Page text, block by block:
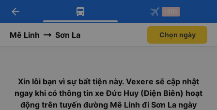
Tải app Vexere ngay!
Nhận ưu đãi thành viên độc
Mở app
Tải app Vexere
-30k/ghế khi đặt vé máy bay qua
Mở app
arrow_back -30k
Mê Linh Sơn La Chọn ngày
Xin lỗi bạn vì sự bất tiện này. Vexere sẽ cập nhật
ngay khi có thông tin xe Đức Huy (Điện Biên) hoạt
động trên tuyến đường Mê Linh đi Sơn La ngày